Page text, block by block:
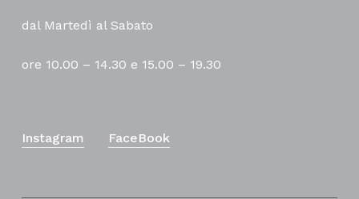
dal Martedì al Sabato
ore 10.00 – 14.30 e 15.00 – 19.30
Instagram FaceBook